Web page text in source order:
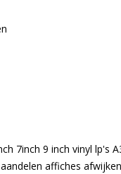
7inch 9 inch vinyl lp's
aandelen affiches